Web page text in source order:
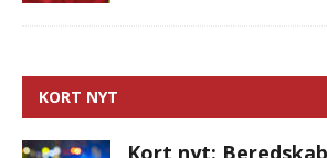
KORT NYT
Kort nyt: